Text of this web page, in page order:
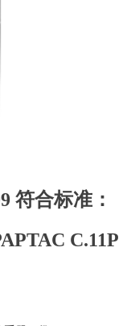
符合标准：
C.11P